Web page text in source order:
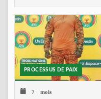
PROCESSUS DE PAIX
7 mois